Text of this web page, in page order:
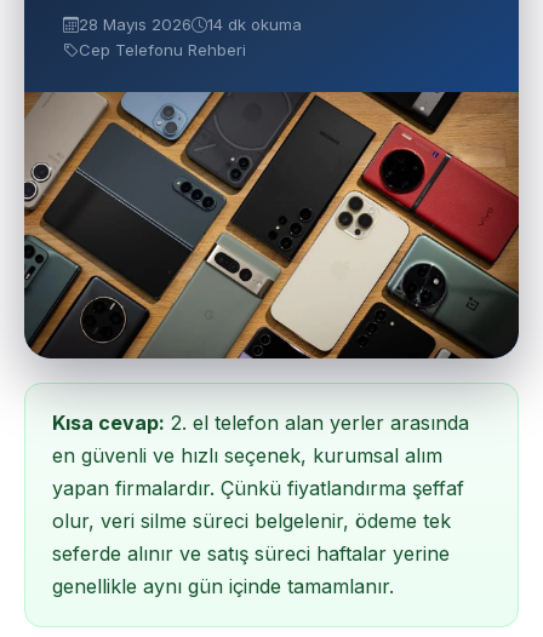
28 Mayıs 2026
14 dk okuma
Cep Telefonu Rehberi
Kısa cevap: 2. el telefon alan yerler arasında
en güvenli ve hızlı seçenek, kurumsal alım
yapan firmalardır. Çünkü fiyatlandırma şeffaf
olur, veri silme süreci belgelenir, ödeme tek
seferde alınır ve satış süreci haftalar yerine
genellikle aynı gün içinde tamamlanır.